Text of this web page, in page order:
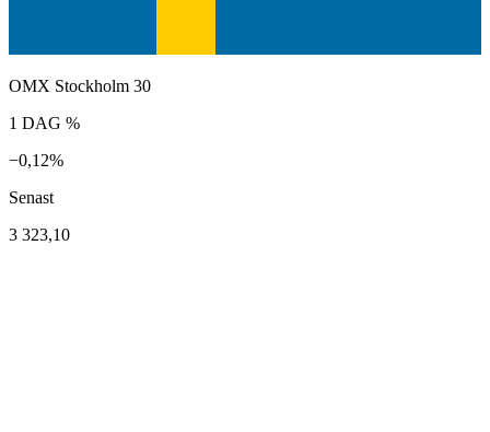
OMX Stockholm 30
1 DAG %
−0,12%
Senast
3 323,10